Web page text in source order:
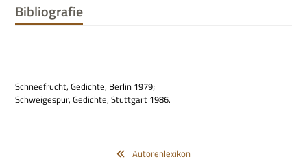
Bibliografie
Schnee­frucht, Gedichte, Ber­lin 1979;
Schwei­ge­spur, Gedichte, Stutt­gart 1986.
Autorenlexikon